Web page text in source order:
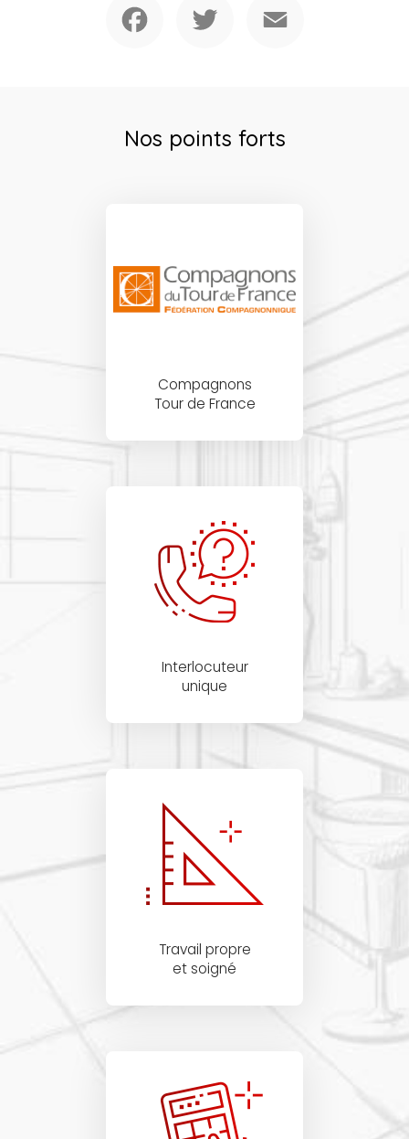
Nos points forts
Compagnons
Tour de France
Interlocuteur
unique
Travail propre
et soigné